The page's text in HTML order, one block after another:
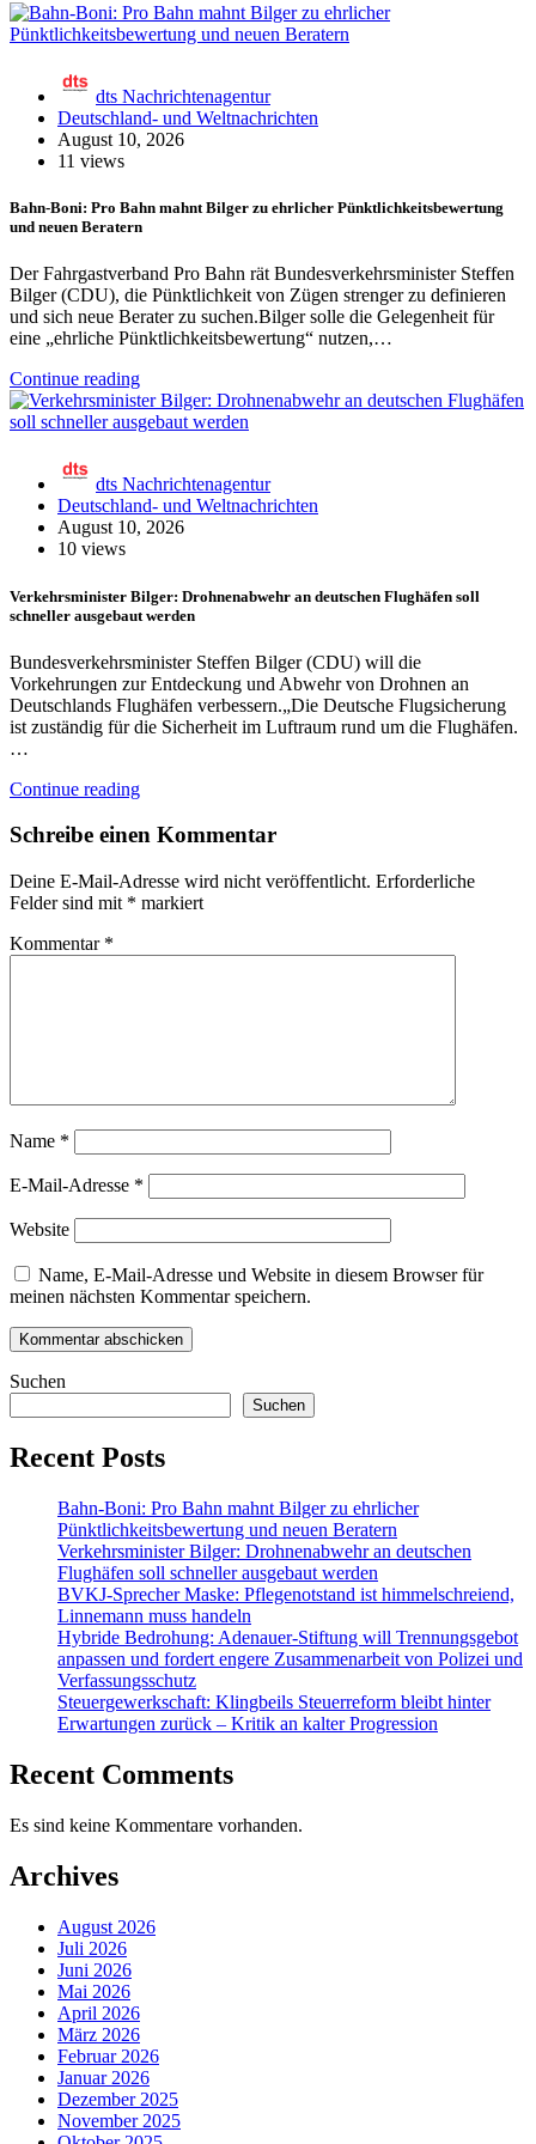
dts Nachrichtenagentur
Deutschland- und Weltnachrichten
August 10, 2026
11 views
Bahn-Boni: Pro Bahn mahnt Bilger zu ehrlicher Pünktlichkeitsbewertung
und neuen Beratern
Der Fahrgastverband Pro Bahn rät Bundesverkehrsminister Steffen
Bilger (CDU), die Pünktlichkeit von Zügen strenger zu definieren
und sich neue Berater zu suchen.Bilger solle die Gelegenheit für
eine „ehrliche Pünktlichkeitsbewertung“ nutzen,…
Continue reading
dts Nachrichtenagentur
Deutschland- und Weltnachrichten
August 10, 2026
10 views
Verkehrsminister Bilger: Drohnenabwehr an deutschen Flughäfen soll
schneller ausgebaut werden
Bundesverkehrsminister Steffen Bilger (CDU) will die
Vorkehrungen zur Entdeckung und Abwehr von Drohnen an
Deutschlands Flughäfen verbessern.„Die Deutsche Flugsicherung
ist zuständig für die Sicherheit im Luftraum rund um die Flughäfen.
…
Continue reading
Schreibe einen Kommentar
Deine E-Mail-Adresse wird nicht veröffentlicht. Erforderliche
Felder sind mit * markiert
Kommentar *
Name *
E-Mail-Adresse *
Website
Name, E-Mail-Adresse und Website in diesem Browser für
meinen nächsten Kommentar speichern.
Suchen
Suchen
Recent Posts
Bahn-Boni: Pro Bahn mahnt Bilger zu ehrlicher
Pünktlichkeitsbewertung und neuen Beratern
Verkehrsminister Bilger: Drohnenabwehr an deutschen
Flughäfen soll schneller ausgebaut werden
BVKJ-Sprecher Maske: Pflegenotstand ist himmelschreiend,
Linnemann muss handeln
Hybride Bedrohung: Adenauer-Stiftung will Trennungsgebot
anpassen und fordert engere Zusammenarbeit von Polizei und
Verfassungsschutz
Steuergewerkschaft: Klingbeils Steuerreform bleibt hinter
Erwartungen zurück – Kritik an kalter Progression
Recent Comments
Es sind keine Kommentare vorhanden.
Archives
August 2026
Juli 2026
Juni 2026
Mai 2026
April 2026
März 2026
Februar 2026
Januar 2026
Dezember 2025
November 2025